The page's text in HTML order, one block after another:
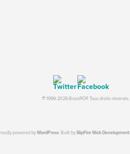
© 1999-2026 BrainPOP. Tous droits réservés.
powered byWordPress. Built bySlipFire Web Development